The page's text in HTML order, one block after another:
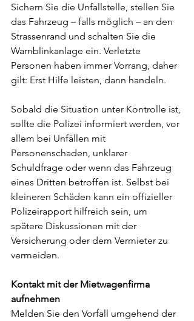
Sichern Sie die Unfallstelle, stellen Sie
das Fahrzeug – falls möglich – an den
Strassenrand und schalten Sie die
Warnblinkanlage ein. Verletzte
Personen haben immer Vorrang, daher
gilt: Erst Hilfe leisten, dann handeln.
Sobald die Situation unter Kontrolle ist,
sollte die Polizei informiert werden, vor
allem bei Unfällen mit
Personenschaden, unklarer
Schuldfrage oder wenn das Fahrzeug
eines Dritten betroffen ist. Selbst bei
kleineren Schäden kann ein offizieller
Polizeirapport hilfreich sein, um
spätere Diskussionen mit der
Versicherung oder dem Vermieter zu
vermeiden.
Kontakt mit der Mietwagenfirma
aufnehmen
Melden Sie den Vorfall umgehend der